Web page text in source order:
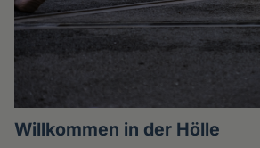
Willkommen in der Hölle